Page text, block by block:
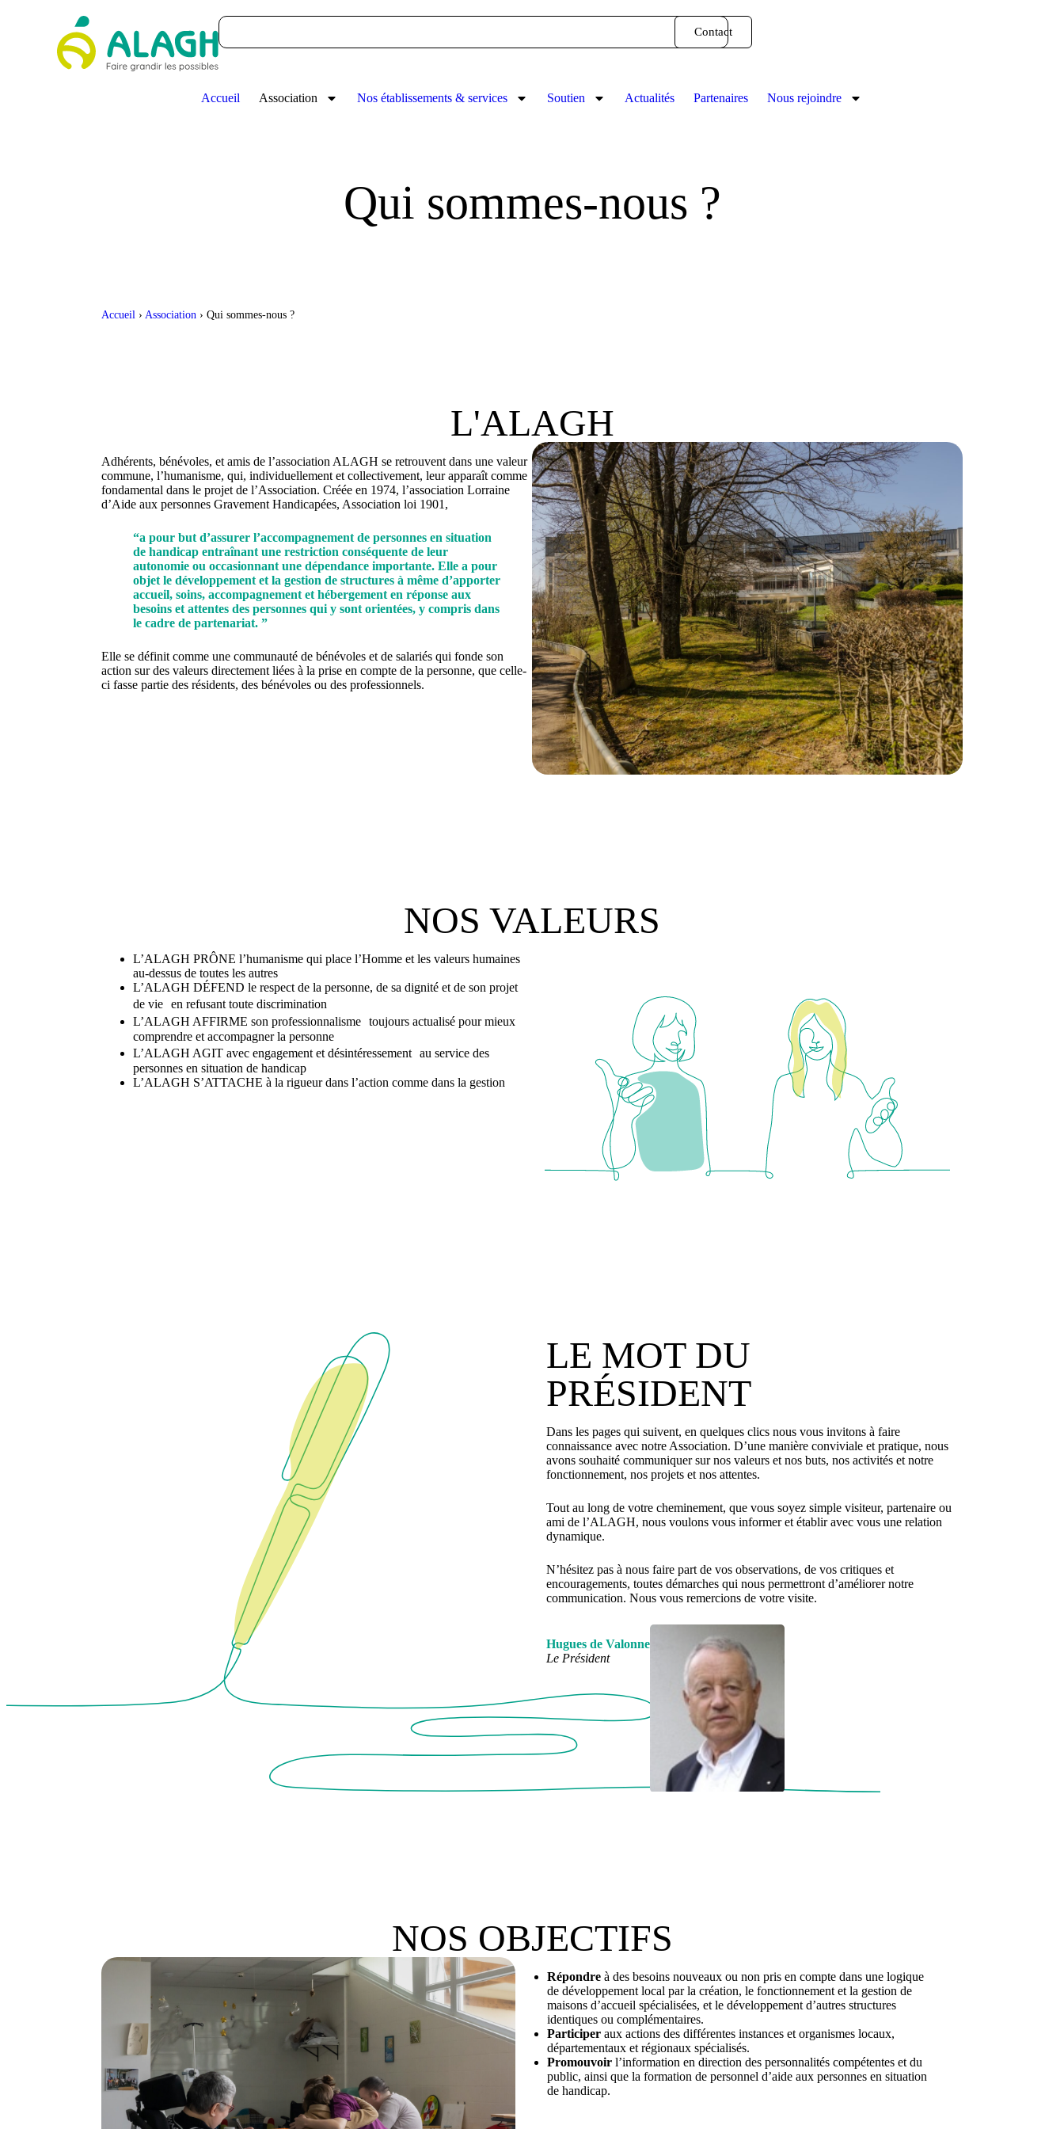
Contact
Accueil Association Nos établissements & services Soutien Actualités Partenaires Nous rejoindre
Qui sommes-nous ?
Accueil › Association › Qui sommes-nous ?
L'ALAGH
Adhérents, bénévoles, et amis de l’association ALAGH se retrouvent dans une valeur
commune, l’humanisme, qui, individuellement et collectivement, leur apparaît comme
fondamental dans le projet de l’Association. Créée en 1974, l’association Lorraine
d’Aide aux personnes Gravement Handicapées, Association loi 1901,
“a pour but d’assurer l’accompagnement de personnes en situation
de handicap entraînant une restriction conséquente de leur
autonomie ou occasionnant une dépendance importante. Elle a pour
objet le développement et la gestion de structures à même d’apporter
accueil, soins, accompagnement et hébergement en réponse aux
besoins et attentes des personnes qui y sont orientées, y compris dans
le cadre de partenariat. ”
Elle se définit comme une communauté de bénévoles et de salariés qui fonde son
action sur des valeurs directement liées à la prise en compte de la personne, que celle-
ci fasse partie des résidents, des bénévoles ou des professionnels.
NOS VALEURS
L’ALAGH PRÔNE l’humanisme qui place l’Homme et les valeurs humaines
au-dessus de toutes les autres
L’ALAGH DÉFEND le respect de la personne, de sa dignité et de son projet
de vie en refusant toute discrimination
L’ALAGH AFFIRME son professionnalisme toujours actualisé pour mieux
comprendre et accompagner la personne
L’ALAGH AGIT avec engagement et désintéressement au service des
personnes en situation de handicap
L’ALAGH S’ATTACHE à la rigueur dans l’action comme dans la gestion
LE MOT DU
PRÉSIDENT
Dans les pages qui suivent, en quelques clics nous vous invitons à faire
connaissance avec notre Association. D’une manière conviviale et pratique, nous
avons souhaité communiquer sur nos valeurs et nos buts, nos activités et notre
fonctionnement, nos projets et nos attentes.
Tout au long de votre cheminement, que vous soyez simple visiteur, partenaire ou
ami de l’ALAGH, nous voulons vous informer et établir avec vous une relation
dynamique.
N’hésitez pas à nous faire part de vos observations, de vos critiques et
encouragements, toutes démarches qui nous permettront d’améliorer notre
communication. Nous vous remercions de votre visite.
Hugues de Valonne
Le Président
NOS OBJECTIFS
Répondre à des besoins nouveaux ou non pris en compte dans une logique
de développement local par la création, le fonctionnement et la gestion de
maisons d’accueil spécialisées, et le développement d’autres structures
identiques ou complémentaires.
Participer aux actions des différentes instances et organismes locaux,
départementaux et régionaux spécialisés.
Promouvoir l’information en direction des personnalités compétentes et du
public, ainsi que la formation de personnel d’aide aux personnes en situation
de handicap.